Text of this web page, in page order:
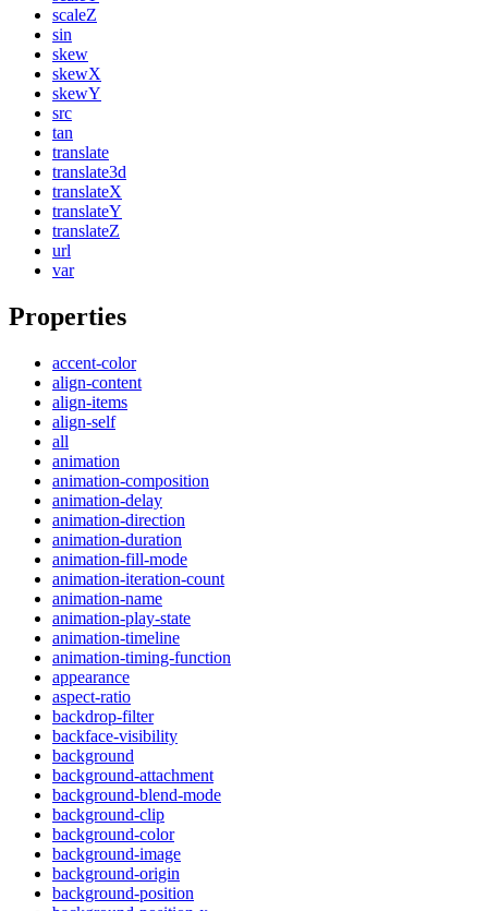
scaleZ
sin
skew
skewX
skewY
src
tan
translate
translate3d
translateX
translateY
translateZ
url
var
Properties
accent-color
align-content
align-items
align-self
all
animation
animation-composition
animation-delay
animation-direction
animation-duration
animation-fill-mode
animation-iteration-count
animation-name
animation-play-state
animation-timeline
animation-timing-function
appearance
aspect-ratio
backdrop-filter
backface-visibility
background
background-attachment
background-blend-mode
background-clip
background-color
background-image
background-origin
background-position